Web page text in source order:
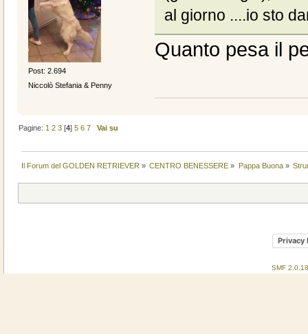
Post: 2.694
Niccolò Stefania & Penny
al giorno ....io sto
Quanto pesa il
Pagine: 1 2 3 [4]5 6 7 Vai su
Il Forum del GOLDEN RETRIEVER » CENTRO BENESSERE » Pappa Buona»
Privacy
SMF 2.0.18